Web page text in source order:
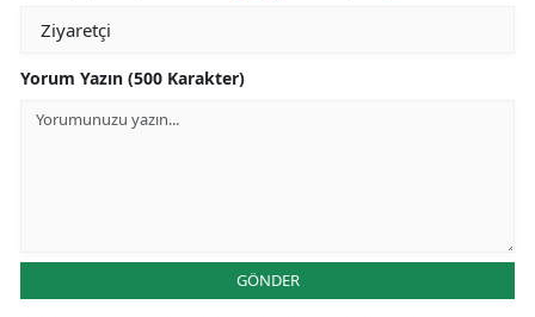
Yorum Yazın (500 Karakter)
GÖNDER